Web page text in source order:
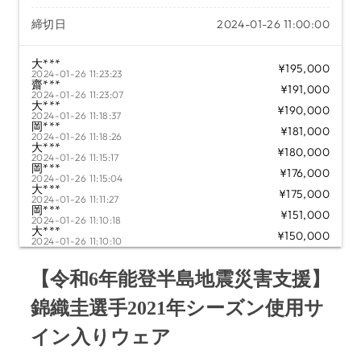
締切日 2024-01-26 11:00:00
大***
2024-01-26 11:23:23
¥195,000
齋***
2024-01-26 11:23:07
¥191,000
大***
2024-01-26 11:18:37
¥190,000
岡***
2024-01-26 11:18:26
¥181,000
大***
2024-01-26 11:15:17
¥180,000
岡***
2024-01-26 11:15:04
¥176,000
大***
2024-01-26 11:11:27
¥175,000
岡***
2024-01-26 11:10:18
¥151,000
大***
2024-01-26 11:10:10
¥150,000
岡***
【令和6年能登半島地震災害支援】
錦織圭選手2021年シーズン使用サ
イン入りウェア